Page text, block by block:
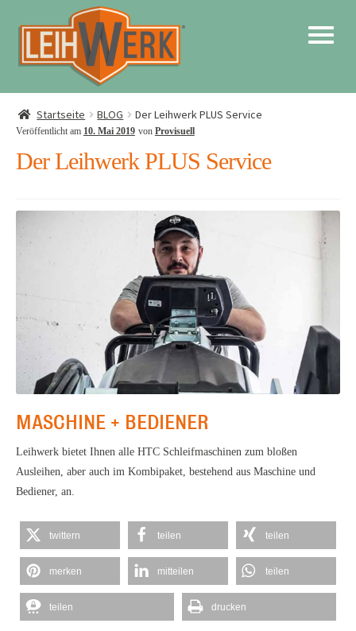
Startseite BLOG Der Leihwerk PLUS Service
Veröffentlicht am 10. Mai 2019 von Provisuell
Der Leihwerk PLUS Service
MASCHINE + BEDIENER
Leihwerk bietet Ihnen alle HTC Schleifmaschinen zum bloßen
Ausleihen, aber auch im Kombipaket, bestehend aus Maschine und
Bediener, an.
twittern teilen teilen
merken mitteilen teilen
teilen drucken